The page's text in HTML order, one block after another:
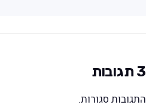
3 תגובות
התגובות סגורות.